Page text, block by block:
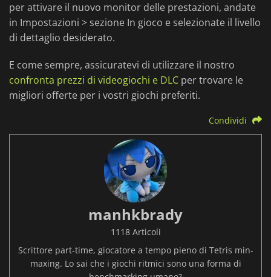
per attivare il nuovo monitor delle prestazioni, andate
in Impostazioni > sezione In gioco e selezionate il livello
di dettaglio desiderato.
E come sempre, assicuratevi di utilizzare il nostro
confronta prezzi di videogiochi e DLC per trovare le
migliori offerte per i vostri giochi preferiti.
Condividi
manhkbrady
1118 Articoli
Scrittore part-time, giocatore a tempo pieno di Tetris min-
maxing. Lo sai che i giochi ritmici sono una forma di